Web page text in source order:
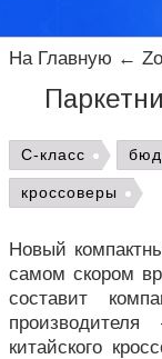
На Главную ←
C-класс
кроссоверы
Новый
самом скором
составит
китайского